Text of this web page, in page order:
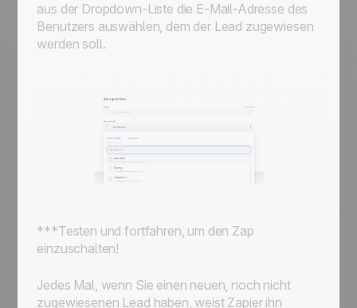
aus der Dropdown-Liste die E-Mail-Adresse des
Benutzers auswählen, dem der Lead zugewiesen
werden soll.
***Testen und fortfahren, um den Zap
einzuschalten!
Jedes Mal, wenn Sie einen neuen, noch nicht
zugewiesenen Lead haben, weist Zapier ihn